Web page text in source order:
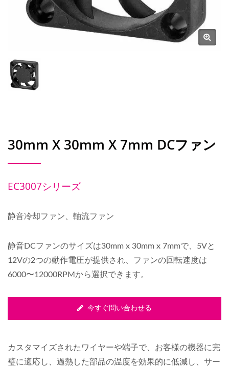
30mm X 30mm X 7mm DCファン
EC3007シリーズ
静音冷却ファン、軸流ファン
静音DCファンのサイズは30mm x 30mm x 7mmで、5Vと
12Vの2つの動作電圧が提供され、ファンの回転速度は
6000〜12000RPMから選択できます。
今すぐ問い合わせる
カスタマイズされたワイヤーや端子で、お客様の機器に完
璧に適応し、過熱した部品の温度を効果的に低減し、サー